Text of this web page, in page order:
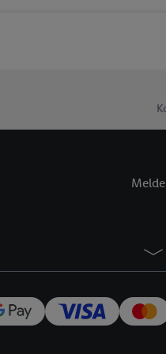
Sofern Sie hier Ihre
Plus-Konto einloggen,
zu erstellen (die
können, um Sie in
Hierzu wird von uns
Zudem erlauben Sie
den Lidl-Diensten
Wenn das der Fall ist,
Kundenkonto-
verwenden, um Sie
Nutzung der Utiq-
widerrufen - jederzeit
Telekommunikations-